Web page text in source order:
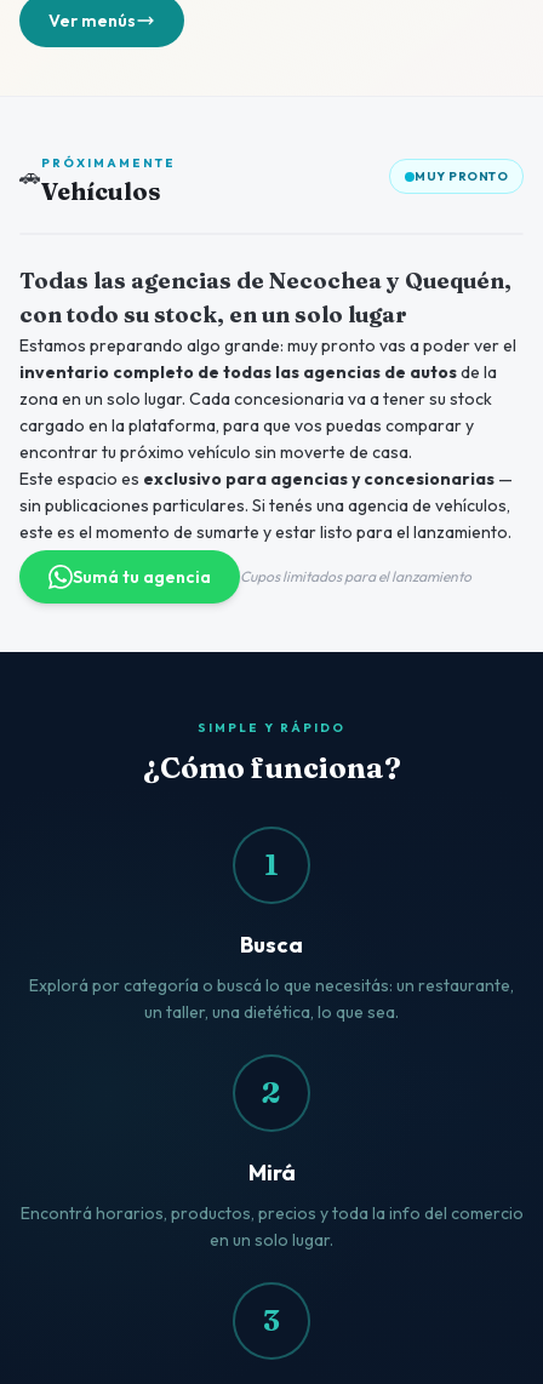
Ver menús
🚗PRÓXIMAMENTE
Vehículos MUY PRONTO
Próximamente
Todas las agencias de Necochea y Quequén,
con todo su stock, en un solo lugar
Estamos preparando algo grande: muy pronto vas a poder ver el
inventario completo de todas las agencias de autosde la
zona en un solo lugar. Cada concesionaria va a tener su stock
cargado en la plataforma, para que vos puedas comparar y
encontrar tu próximo vehículo sin moverte de casa.
Este espacio es exclusivo para agencias y concesionarias —
sin publicaciones particulares. Si tenés una agencia de vehículos,
este es el momento de sumarte y estar listo para el lanzamiento.
Sumá tu agencia Cupos limitados para el lanzamiento
SIMPLE Y RÁPIDO
¿Cómo funciona?
1
Busca
Explorá por categoría o buscá lo que necesitás: un restaurante,
un taller, una dietética, lo que sea.
2
Mirá
Encontrá horarios, productos, precios y toda la info del comercio
en un solo lugar.
3